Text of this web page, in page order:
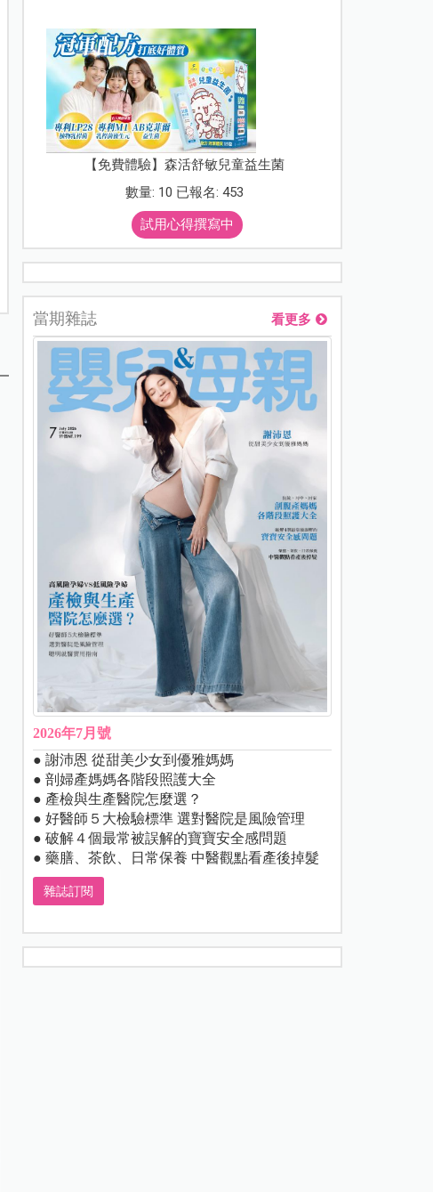
【免費體驗】森活舒敏兒童益生菌
數量: 10 已報名: 453
試用心得撰寫中
當期雜誌 看更多
2026年7月號
● 謝沛恩 從甜美少女到優雅媽媽
● 剖婦產媽媽各階段照護大全
● 產檢與生產醫院怎麼選？
● 好醫師５大檢驗標準 選對醫院是風險管理
● 破解４個最常被誤解的寶寶安全感問題
● 藥膳、茶飲、日常保養 中醫觀點看產後掉髮
雜誌訂閱